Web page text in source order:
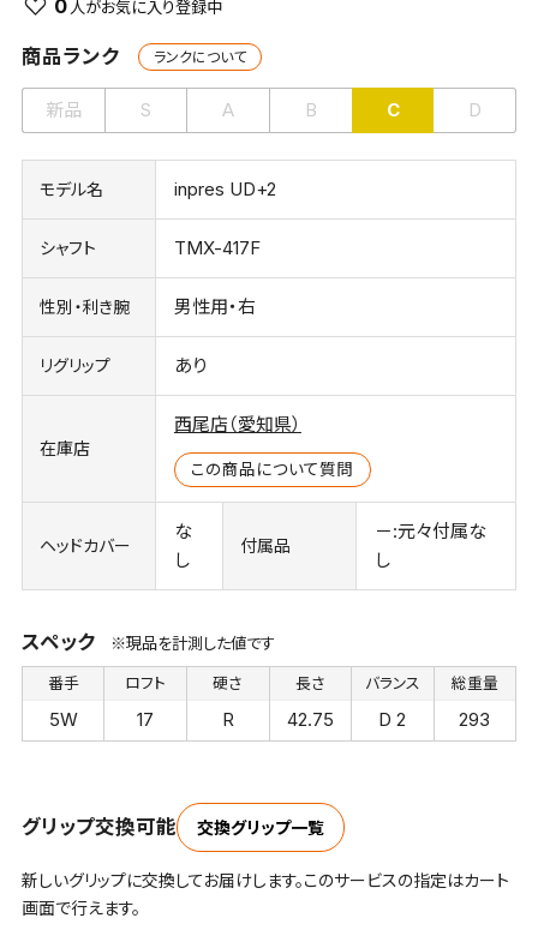
0
商品ランク ランクについて
新品 S A B C D
モデル名 inpres UD+2
シャフト TMX-417F
性別・利き腕 男性用・右
リグリップ あり
在庫店
西尾店（愛知県）
この商品について質問
ヘッドカバー
な
し
付属品
－:元々付属な
し
スペック ※現品を計測した値です
番手
5W
ロフト
17
硬さ
R
長さ
42.75
バランス
D 2
総重量
293
グリップ交換可能 交換グリップ一覧
新しいグリップに交換してお届けします。このサービスの指定はカート
画面で行えます。